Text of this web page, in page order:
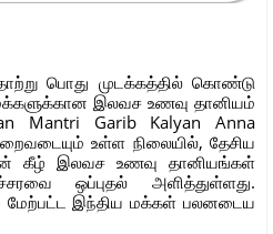
பொது முடக்கத்தில் கொண்டு
இலவச உணவு தானியம்
Mantri Garib Kalyan Anna
உள்ள நிலையில், தேசிய
கீழ் இலவச உணவு தானியங்கள்
ஒப்புதல் அளித்துள்ளது.
மேற்பட்ட இந்திய மக்கள் பலனடைய